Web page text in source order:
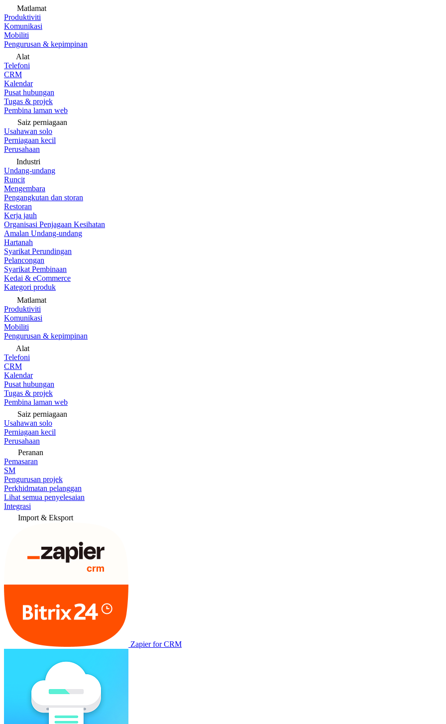
Matlamat
Produktiviti
Komunikasi
Mobiliti
Pengurusan & kepimpinan
Alat
Telefoni
CRM
Kalendar
Pusat hubungan
Tugas & projek
Pembina laman web
Saiz perniagaan
Usahawan solo
Perniagaan kecil
Perusahaan
Industri
Undang-undang
Runcit
Mengembara
Pengangkutan dan storan
Restoran
Kerja jauh
Organisasi Penjagaan Kesihatan
Amalan Undang-undang
Hartanah
Syarikat Perundingan
Pelancongan
Syarikat Pembinaan
Kedai & eCommerce
Kategori produk
Matlamat
Produktiviti
Komunikasi
Mobiliti
Pengurusan & kepimpinan
Alat
Telefoni
CRM
Kalendar
Pusat hubungan
Tugas & projek
Pembina laman web
Saiz perniagaan
Usahawan solo
Perniagaan kecil
Perusahaan
Peranan
Pemasaran
SM
Pengurusan projek
Perkhidmatan pelanggan
Lihat semua penyelesaian
Integrasi
Import & Eksport
Zapier for CRM